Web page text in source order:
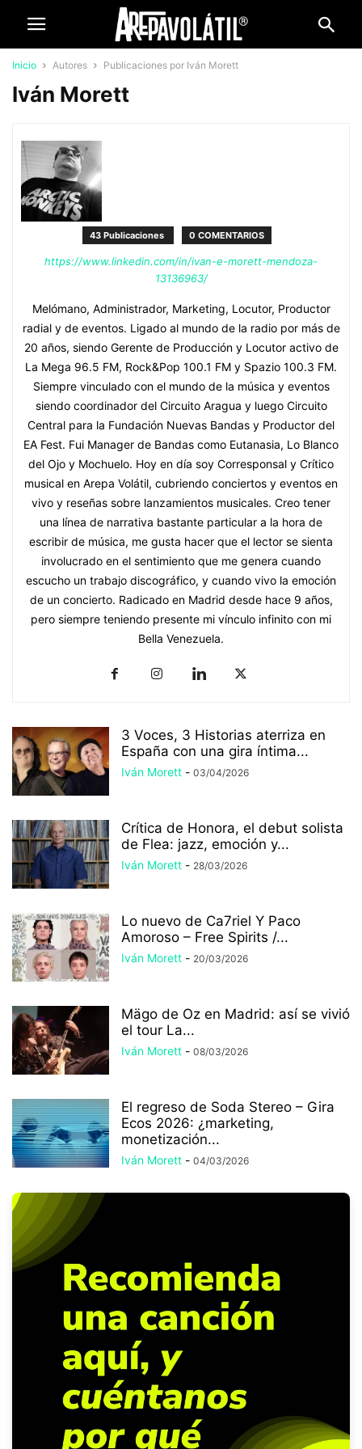
Inicio Autores Publicaciones por Iván Morett
Iván Morett
43 Publicaciones 0 COMENTARIOS
https://www.linkedin.com/in/ivan-e-morett-mendoza-
13136963/
Melómano, Administrador, Marketing, Locutor, Productor
radial y de eventos. Ligado al mundo de la radio por más de
20 años, siendo Gerente de Producción y Locutor activo de
La Mega 96.5 FM, Rock&Pop 100.1 FM y Spazio 100.3 FM.
Siempre vinculado con el mundo de la música y eventos
siendo coordinador del Circuito Aragua y luego Circuito
Central para la Fundación Nuevas Bandas y Productor del
EA Fest. Fui Manager de Bandas como Eutanasia, Lo Blanco
del Ojo y Mochuelo. Hoy en día soy Corresponsal y Crítico
musical en Arepa Volátil, cubriendo conciertos y eventos en
vivo y reseñas sobre lanzamientos musicales. Creo tener
una línea de narrativa bastante particular a la hora de
escribir de música, me gusta hacer que el lector se sienta
involucrado en el sentimiento que me genera cuando
escucho un trabajo discográfico, y cuando vivo la emoción
de un concierto. Radicado en Madrid desde hace 9 años,
pero siempre teniendo presente mi vínculo infinito con mi
Bella Venezuela.
3 Voces, 3 Historias aterriza en
España con una gira íntima...
Iván Morett - 03/04/2026
Crítica de Honora, el debut solista
de Flea: jazz, emoción y...
Iván Morett - 28/03/2026
Lo nuevo de Ca7riel Y Paco
Amoroso – Free Spirits /...
Iván Morett - 20/03/2026
Mägo de Oz en Madrid: así se vivió
el tour La...
Iván Morett - 08/03/2026
El regreso de Soda Stereo – Gira
Ecos 2026: ¿marketing,
monetización...
Iván Morett - 04/03/2026